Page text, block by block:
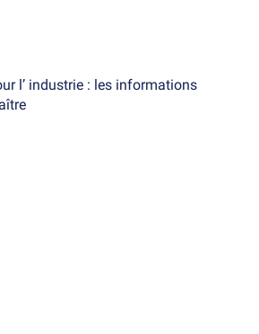
l’ industrie : les informations